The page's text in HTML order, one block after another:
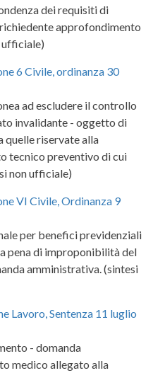
dei requisiti di
approfondimento
6 Civile, ordinanza 30
ad escludere il controllo
invalidante - oggetto di
riservate alla
tecnico preventivo di cui
non ufficiale)
VI Civile, Ordinanza 9
per benefici previdenziali
pena di improponibilità del
amministrativa. (sintesi
Lavoro, Sentenza 11 luglio
- domanda
medico allegato alla